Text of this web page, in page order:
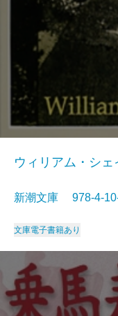
ウィリアム・シ
新潮文庫 978-4-
文庫電子書籍あり